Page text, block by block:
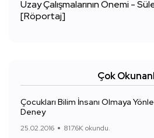
Uzay Çalışmalarının Önemi -
[Röportaj]
Çok
Çocukları Bilim İnsanı Olmaya
Deney
25.02.2016 817.6K okundu.